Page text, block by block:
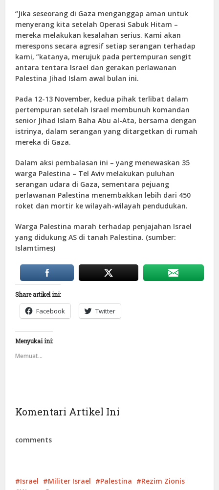
“Jika seseorang di Gaza menganggap aman untuk
menyerang kita setelah Operasi Sabuk Hitam –
mereka melakukan kesalahan serius. Kami akan
merespons secara agresif setiap serangan terhadap
kami, ”katanya, merujuk pada pertempuran sengit
antara tentara Israel dan gerakan perlawanan
Palestina Jihad Islam awal bulan ini.
Pada 12-13 November, kedua pihak terlibat dalam
pertempuran setelah Israel membunuh komandan
senior Jihad Islam Baha Abu al-Ata, bersama dengan
istrinya, dalam serangan yang ditargetkan di rumah
mereka di Gaza.
Dalam aksi pembalasan ini – yang menewaskan 35
warga Palestina – Tel Aviv melakukan puluhan
serangan udara di Gaza, sementara pejuang
perlawanan Palestina menembakkan lebih dari 450
roket dan mortir ke wilayah-wilayah pendudukan.
Warga Palestina marah terhadap penjajahan Israel
yang didukung AS di tanah Palestina. (sumber:
Islamtimes)
Share artikel ini:
Facebook Twitter
Menyukai ini:
Memuat...
Komentari Artikel Ini
comments
Israel Militer Israel Palestina
Rezim Zionis